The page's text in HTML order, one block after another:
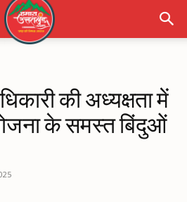
की अध्यक्षता में
के समस्त बिंदुओं